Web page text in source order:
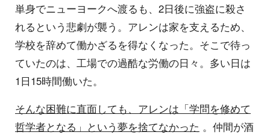
単身でニューヨークへ渡るも、2日後に強盗に殺さ
れるという悲劇が襲う。アレンは家を支えるため、
学校を辞めて働かざるを得なくなった。そこで待っ
ていたのは、工場での過酷な労働の日々。多い日は
1日15時間働いた。
そんな困難に直面しても、アレンは「学問を修めて
哲学者となる」という夢を捨てなかった 。仲間が酒